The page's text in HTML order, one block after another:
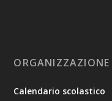
ORGANIZZAZIONE
Calendario scolastico